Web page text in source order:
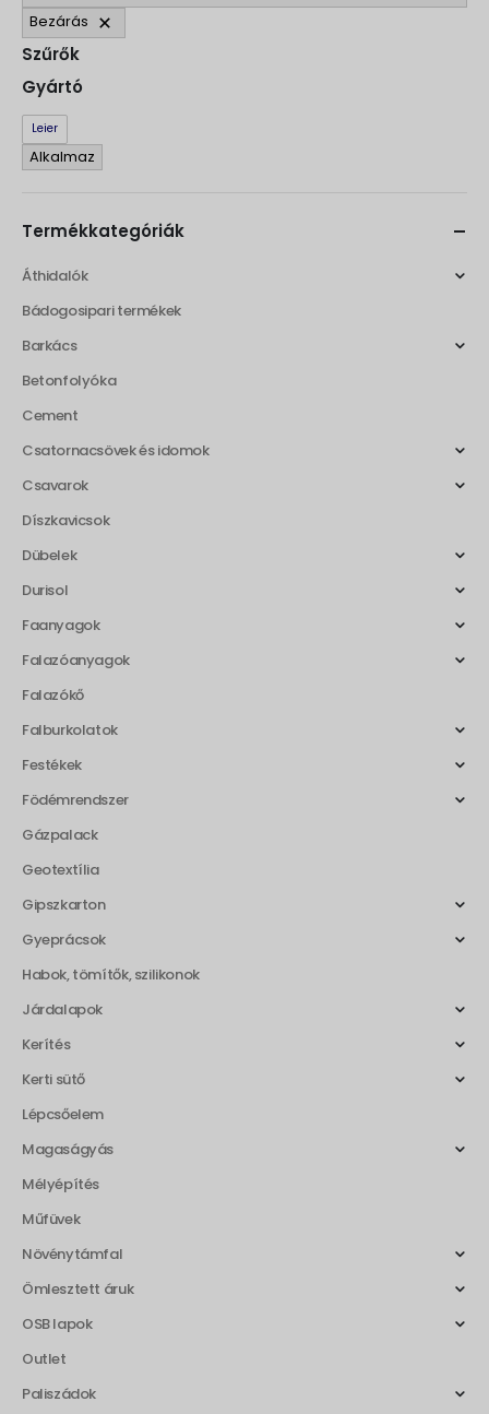
Bezárás
Szűrők
Gyártó
Gyártó
Leier
Alkalmaz
Termékkategóriák
Áthidalók
Bádogosipari termékek
Barkács
Betonfolyóka
Cement
Csatornacsövek és idomok
Csavarok
Díszkavicsok
Dübelek
Durisol
Faanyagok
Falazóanyagok
Falazókő
Falburkolatok
Festékek
Födémrendszer
Gázpalack
Geotextília
Gipszkarton
Gyeprácsok
Habok, tömítők, szilikonok
Járdalapok
Kerítés
Kerti sütő
Lépcsőelem
Magaságyás
Mélyépítés
Műfüvek
Növénytámfal
Ömlesztett áruk
OSB lapok
Outlet
Paliszádok